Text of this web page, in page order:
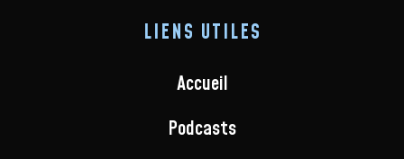
LIENS UTILES
Accueil
Podcasts